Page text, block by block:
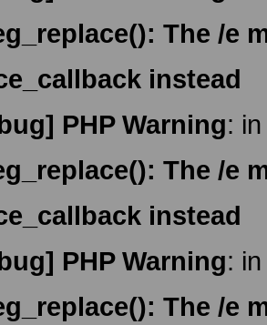
The /e
instead
PHP Warning:
The /e
instead
PHP Warning:
The /e